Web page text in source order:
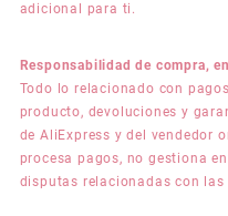
adicional para ti.
Responsabilidad de compra,
Todo lo relacionado con
producto, devoluciones y
de AliExpress y del vendedor
procesa pagos, no gestiona
disputas relacionadas con